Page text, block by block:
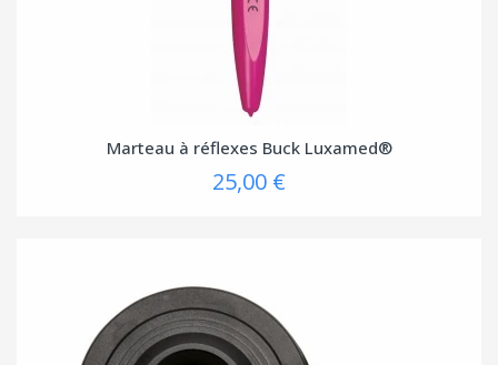
Marteau à réflexes Buck Luxamed®
25,00 €